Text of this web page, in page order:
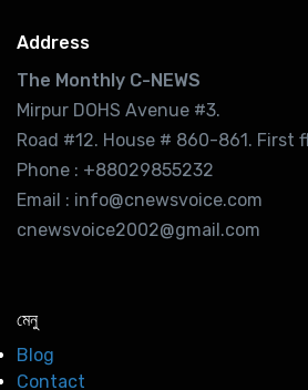
Address
The Monthly C-NEWS
Mirpur DOHS Avenue #3.
Road #12. House # 860-861. First
Phone : +88029855232
Email : info@cnewsvoice.com
cnewsvoice2002@gmail.com
মেনু
Blog
Contact